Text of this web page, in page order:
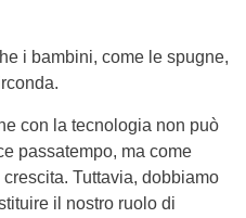
i bambini, come le spugne,
con la tecnologia non può
passatempo, ma come
Tuttavia, dobbiamo
il nostro ruolo di